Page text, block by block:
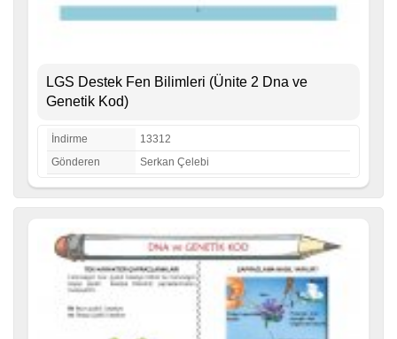
LGS Destek Fen Bilimleri (Ünite 2 Dna ve
Genetik Kod)
İndirme
13312
Gönderen
Serkan Çelebi